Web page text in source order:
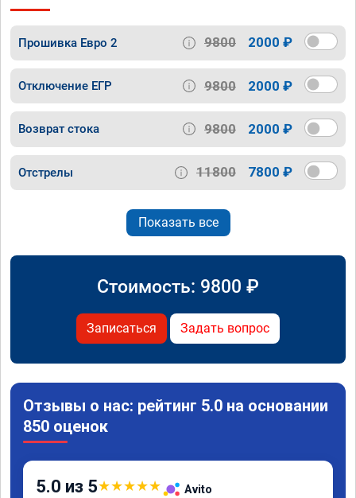
Прошивка Евро 2 9800 2000 ₽
Отключение ЕГР 9800 2000 ₽
Возврат стока 9800 2000 ₽
Отстрелы 11800 7800 ₽
Показать все
Стоимость: 9800 ₽
Записаться Задать вопрос
Отзывы о нас: рейтинг 5.0 на основании
850 оценок
5.0 из 5★★★★★ Avito